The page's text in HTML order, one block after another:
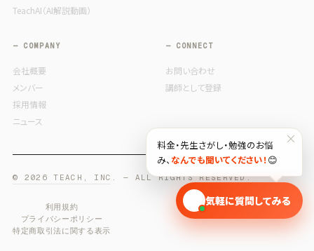
TeachAI（AI解説動画）
— COMPANY
会社概要
メンバー
採用情報
ニュース
— CONNECT
お問い合わせ
講師として登録
© 2026 TEACH, INC. — ALL RIGHTS RESERVED.
利用規約
プライバシーポリシー
特定商取引法に関する表示
×
料金・先生さがし・勉強のお悩
み、 なんでも聞いてください！ 😊
🎓 気軽に質問してみる